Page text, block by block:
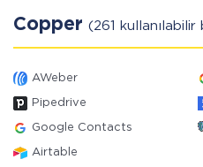
Copper (261 kullanılabilir
AWeber
Pipedrive
Google Contacts
Airtable